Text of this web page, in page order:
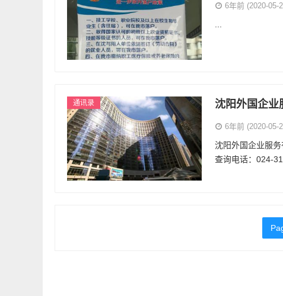
6年前 (2020-05-
通讯录 沈阳外国企业
6年前 (2020-05-
沈阳外国企业服
查询电话：024-